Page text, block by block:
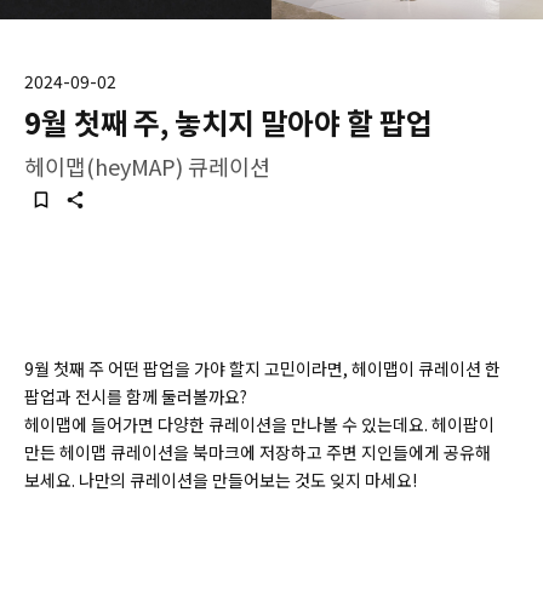
2024-09-02
9월 첫째 주, 놓치지 말아야 할 팝업
헤이맵(heyMAP) 큐레이션
9월 첫째 주 어떤 팝업을 가야 할지 고민이라면, 헤이맵이 큐레이션 한
팝업과 전시를 함께 둘러볼까요?
헤이맵에 들어가면 다양한 큐레이션을 만나볼 수 있는데요. 헤이팝이
만든 헤이맵 큐레이션을 북마크에 저장하고 주변 지인들에게 공유해
보세요. 나만의 큐레이션을 만들어보는 것도 잊지 마세요!